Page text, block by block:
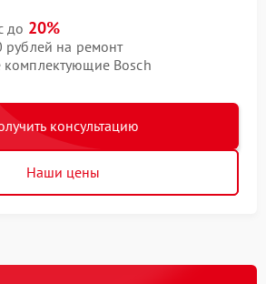
до 20%
рублей на ремонт
Bosch
консультацию
Наши цены